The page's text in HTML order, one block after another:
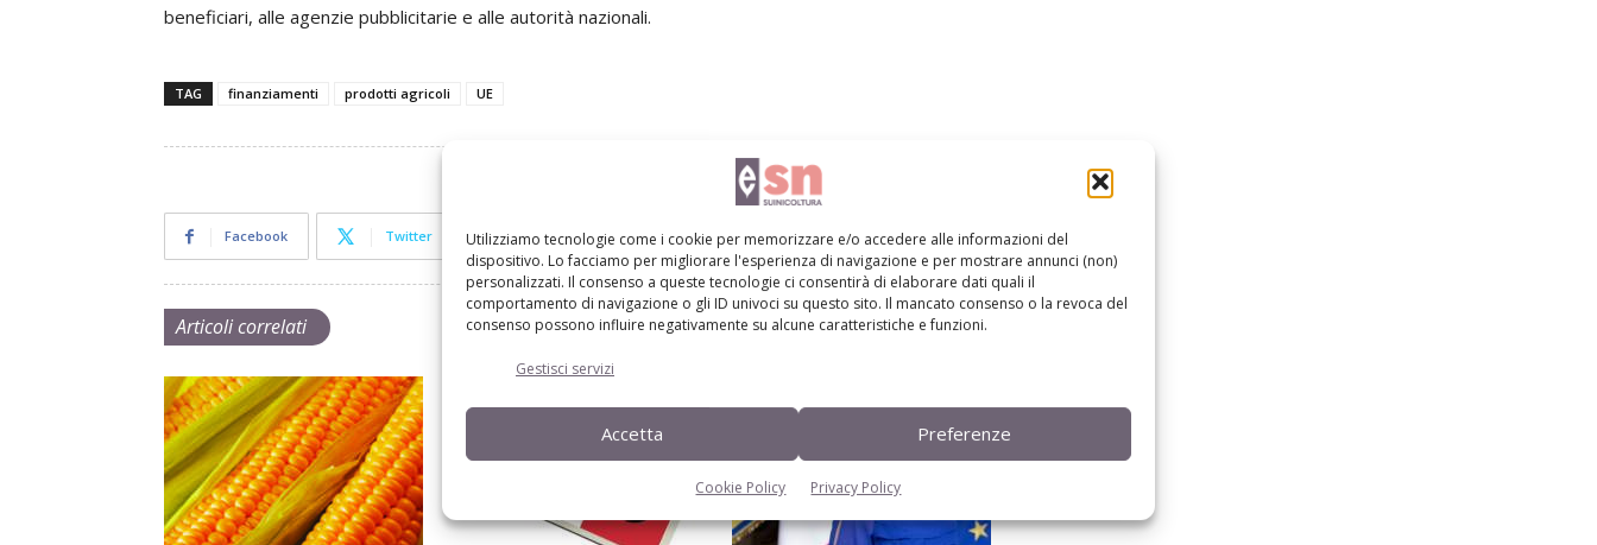
Utilizziamo tecnologie come i cookie per memorizzare e/o accedere alle informazioni del
dispositivo. Lo facciamo per migliorare l'esperienza di navigazione e per mostrare annunci (non)
personalizzati. Il consenso a queste tecnologie ci consentirà di elaborare dati quali il
comportamento di navigazione o gli ID univoci su questo sito. Il mancato consenso o la revoca del
consenso possono influire negativamente su alcune caratteristiche e funzioni.
Gestisci servizi
Accetta Preferenze
Cookie Policy Privacy Policy
beneficiari, alle agenzie pubblicitarie e alle autorità nazionali.
TAG finanziamenti prodotti agricoli UE
Facebook Twitter Linkedin Pinterest Email
Articoli correlati